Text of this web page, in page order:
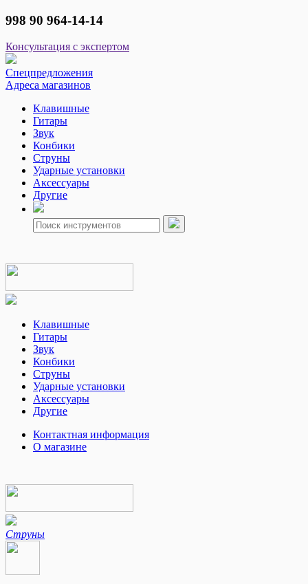
998 90 964-14-14
Консультация с экспертом
Спецпредложения
Адреса магазинов
Клавишные
Гитары
Звук
Конбики
Струны
Ударные установки
Аксессуары
Другие
Клавишные
Гитары
Звук
Конбики
Струны
Ударные установки
Аксессуары
Другие
Контактная информация
О магазине
Струны